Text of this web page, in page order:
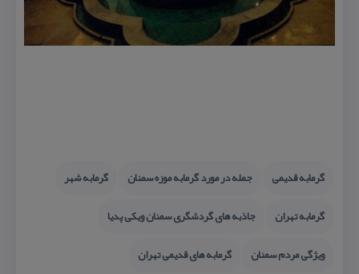
گرمابه قدیمی جمله در مورد گرمابه موزه سمنان
گرمابه شهر
گرمابه تهران
جاذبه های گردشگری سمنان ویكی پدیا
ویژگی مردم سمنان
گرمابه های قدیمی تهران